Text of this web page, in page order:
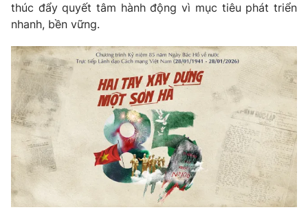
THỜI BÁO VTV
Theo dõi báo trên
Cơ quan chủ quản:
Đài Truyền hình Việt Nam
Cơ quan báo chí:
Thời báo VTV
Giấy phép hoạt động báo in và báo điện tử số 483/GP-BTTTT
cấp ngày 29/12/2023
Tổng Biên tập:
Vũ Thanh Thủy
thúc đẩy quyết tâm hành động vì mục tiêu phát triển
nhanh, bền vững.